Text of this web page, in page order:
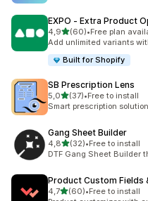
EXPO ‑ Extra Product
4,9na 5 gwiazdek
(60)
Łączna liczba recenzji: 60
•Free plan
Add unlimited variants
Built for Shopify
SB Prescription Lens
5,0na 5 gwiazdek
(37)
Łączna liczba recenzji: 37
•Free to install
Smart prescription
Gang Sheet Builder
4,8na 5 gwiazdek
(32)
Łączna liczba recenzji: 32
•Free to install
DTF Gang Sheet Builder
Product Custom Fields
4,7na 5 gwiazdek
(60)
Łączna liczba recenzji: 60
•Free to install